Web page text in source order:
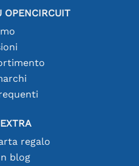
OPENCIRCUIT
regalo
blog